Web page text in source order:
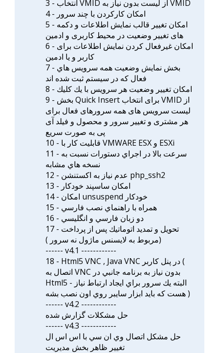
3 - انتخاب VMID از لیست بدون نياز به VMID
4 - امکان کارکردن با چند سرور
5 - امکان تغییر قالب نمایش اطلاعات و دکمه
های تغییر وضعیت در محیط کاربری و ادمین
6 - امکان غیرفعال کردن نمایش اطلاعات برای
کاربر و یا ادمین
7 - بخش نمایش وضعیت همه سرویس هاي
فعال که در سیستم ثبت شده اند
8 - امکان تغییر وضعیت هر سرویس با يك كليك
9 - بخش Quick Insert برای انتخاب VMID از
لیست سرویس های همه سرورهای فعال برای
هر مشتری و تغییر سرور و محصول و فیلد آی
پی به صورت سریع
10 - قابلیت کار با VMWARE ESX و ESXi
11 - سرعت بالا در اجراي دستورات نسبت به
نسخه هاي مشابه
12 - عدم نیاز به اکستنشن php_ssh2
13 - امکان ساسپند خودکار
14 - امکان unsuspend خودکار
15 - همراه با راهنماي نصب فارسي
16 - دو زبان فارسي و انگليسي
17 - تحويل و تمديد اتوماتيك پس از پرداخت
(مربوط به لايسنس ماژول نه سرور )
------ v4.1 ------------
18 - Html5 VNC , Java VNC در پنل كاربر (
اتصال به VNC بدون نياز به برنامه جانبي در
Html5 - البته يك سرور براي ايجاد ارتباط نياز
هست كه بايد ابزار سايبر روي اون نصب بشه )
------ v4.2 ------------
حل مشكلات گزارش شده
------ v4.3 ------------
حل مشكل اتصال وي ان سي با اس اس ال
تغيير ظاهر بخش مديريت